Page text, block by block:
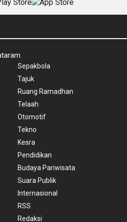
Sepakbola
Tajuk
Ruang Ramadhan
Telaah
Otomotif
Tekno
Kesra
Pendidikan
Budaya Pariwisata
Suara Publik
Internasional
RSS
Redaksi